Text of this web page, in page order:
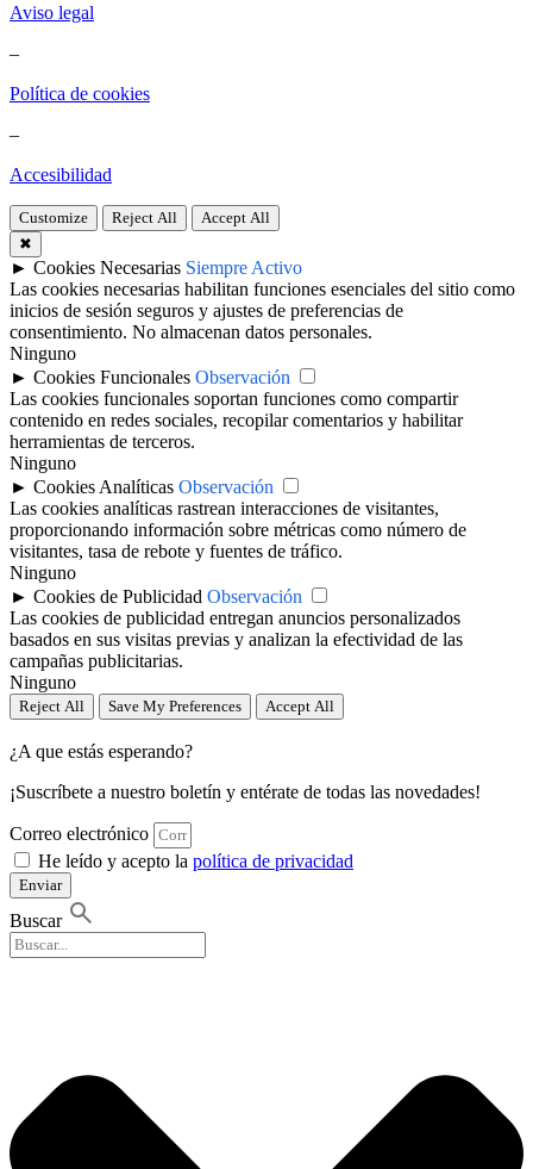
Aviso legal
–
Política de cookies
–
Accesibilidad
Customize Reject All
Accept All
✖
► Cookies Necesarias Siempre Activo
Las cookies necesarias habilitan funciones esenciales del sitio como
inicios de sesión seguros y ajustes de preferencias de
consentimiento. No almacenan datos personales.
Ninguno
► Cookies Funcionales Observación
Las cookies funcionales soportan funciones como compartir
contenido en redes sociales, recopilar comentarios y habilitar
herramientas de terceros.
Ninguno
► Cookies Analíticas Observación
Las cookies analíticas rastrean interacciones de visitantes,
proporcionando información sobre métricas como número de
visitantes, tasa de rebote y fuentes de tráfico.
Ninguno
► Cookies de Publicidad Observación
Las cookies de publicidad entregan anuncios personalizados
basados en sus visitas previas y analizan la efectividad de las
campañas publicitarias.
Ninguno
Reject All Save My Preferences Accept All
¿A que estás esperando?
¡Suscríbete a nuestro boletín y entérate de todas las novedades!
Correo electrónico
He leído y acepto la política de privacidad
Enviar
Buscar